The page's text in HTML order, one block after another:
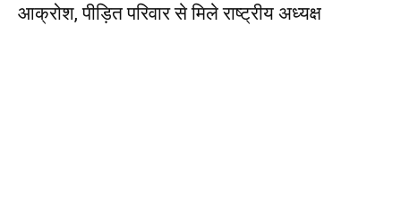
आक्रोश, पीड़ित परिवार से मिले राष्ट्रीय अध्यक्ष